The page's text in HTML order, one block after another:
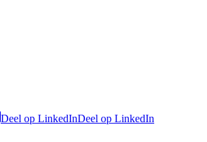
Deel op LinkedInDeel op LinkedIn